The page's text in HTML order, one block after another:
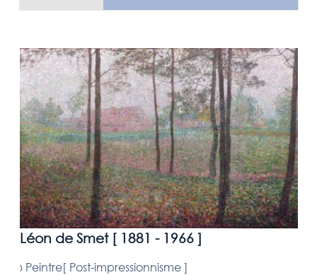
Léon de Smet [ 1881 - 1966]
› Peintre[ Post-impressionnisme]